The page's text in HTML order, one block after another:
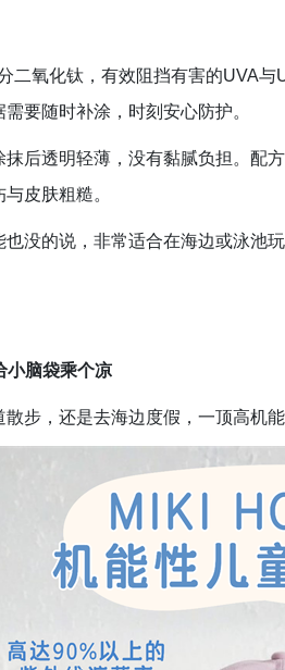
二氧化钛，有效阻挡有害的UVA
要随时补涂，时刻安心防护。
抹后透明轻薄，没有黏腻负担。配
皮肤粗糙。
没的说，非常适合在海边或泳池
小脑袋乘个凉
步，还是去海边度假，一顶高机